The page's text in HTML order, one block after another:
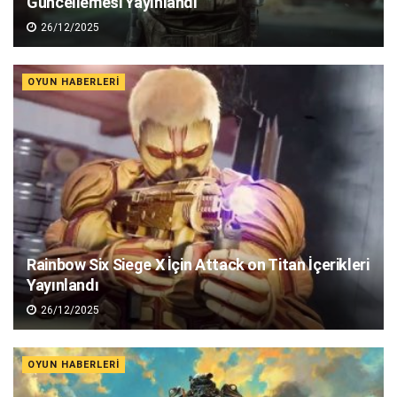
26/12/2025
OYUN HABERLERI
Rainbow Six Siege X İçin Attack on Titan İçerikleri
Yayınlandı
26/12/2025
OYUN HABERLERI